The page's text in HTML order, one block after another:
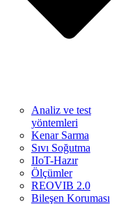
Analiz ve test
yöntemleri
Kenar Sarma
Sıvı Soğutma
IIoT-Hazır
Ölçümler
REOVIB 2.0
Bileşen Koruması